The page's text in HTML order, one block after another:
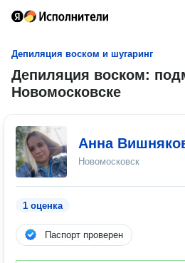
Депиляция воском и шугаринг
Депиляция воском:
Новомосковске
Анна
Новомосковск
1 оценка
Паспорт проверен